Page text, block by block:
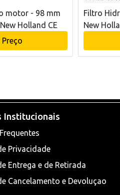
motor - 98 mm
Holland CE
Preço
Filtro
New
Institucionais
Privacidade
Entrega e de Retirada
Cancelamento e Devoluçao